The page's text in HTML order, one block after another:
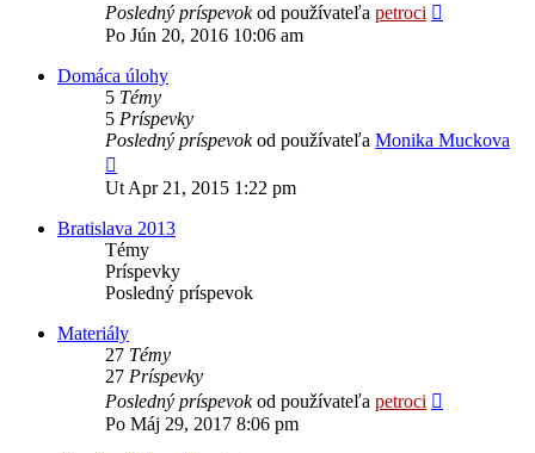
Posledný príspevokod používateľa petroci
Po Jún 20, 2016 10:06 am
Domáca úlohy
5 Témy
5 Príspevky
Posledný príspevokod používateľa Monika Muckova
posledný
príspevok
Ut Apr 21, 2015 1:22 pm
Bratislava 2013
Témy
Príspevky
Posledný príspevok
Materiály
27 Témy
27 Príspevky
Posledný príspevokod používateľa petroci
Po Máj 29, 2017 8:06 pm